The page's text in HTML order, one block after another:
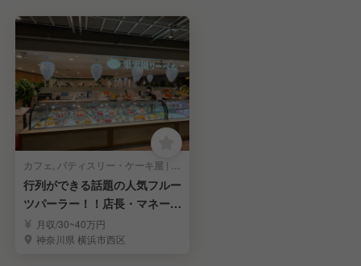
カフェ, パティスリー・ケーキ屋 | 店長・店長候補
行列ができる話題の人気フルー
ツパーラー！！店長・マネージ
ャー候補を募集
月収/30~40万円
神奈川県 横浜市西区